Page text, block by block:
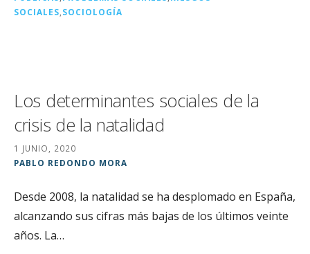
SOCIALES SOCIOLOGÍA
Los determinantes sociales de la
crisis de la natalidad
1 JUNIO, 2020
PABLO REDONDO MORA
Desde 2008, la natalidad se ha desplomado en España,
alcanzando sus cifras más bajas de los últimos veinte
años. La…